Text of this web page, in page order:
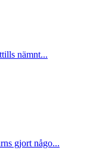
nämnt...
gjort någo...